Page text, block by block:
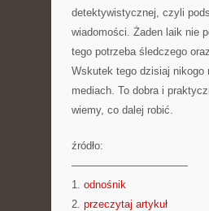
detektywistycznej, czyli
wiadomości. Żaden laik nie
tego potrzeba śledczego
Wskutek tego dzisiaj nikogo
mediach. To dobra i
wiemy, co dalej robić.
źródło:
———————————
1. odnośnik
2. przeczytaj artykuł